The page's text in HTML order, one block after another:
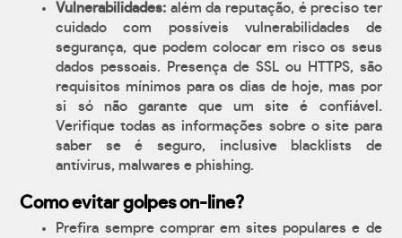
Vulnerabilidades: além da reputação, é preciso ter
cuidado com possíveis vulnerabilidades de
segurança, que podem colocar em risco os seus
dados pessoais. Presença de SSL ou HTTPS, são
requisitos mínimos para os dias de hoje, mas por
si só não garante que um site é confiável.
Verifique todas as informações sobre o site para
saber se é seguro, inclusive blacklists de
antívirus, malwares e phishing.
Como evitar golpes on-line?
Prefira sempre comprar em sites populares e de